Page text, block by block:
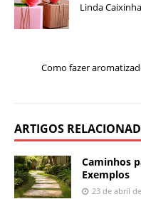
Linda
Como fazer
ARTIGOS
Caminhos
Exemplos
23 de abril